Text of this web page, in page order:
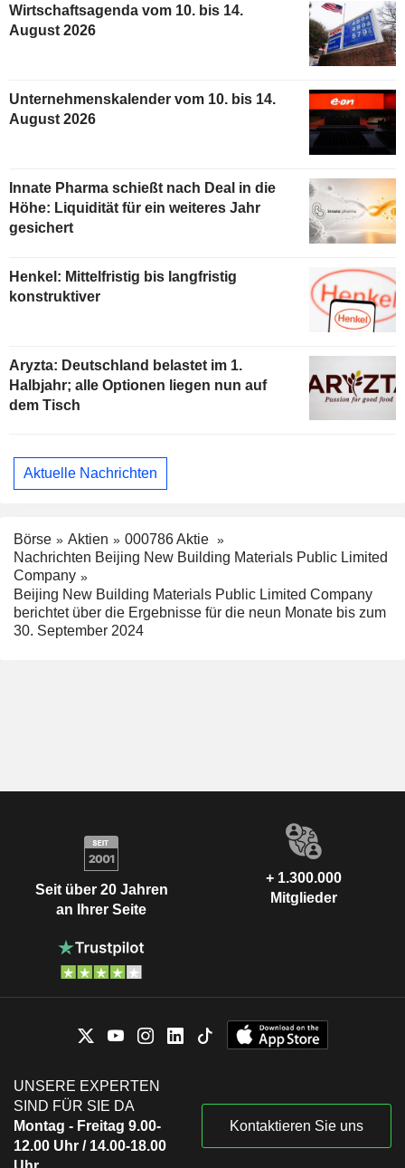
Wirtschaftsagenda vom 10. bis 14.
August 2026
Unternehmenskalender vom 10. bis 14.
August 2026
Innate Pharma schießt nach Deal in die
Höhe: Liquidität für ein weiteres Jahr
gesichert
Henkel: Mittelfristig bis langfristig
konstruktiver
Aryzta: Deutschland belastet im 1.
Halbjahr; alle Optionen liegen nun auf
dem Tisch
Aktuelle Nachrichten
Börse Aktien
000786 Aktie
Nachrichten Beijing New Building Materials Public Limited
Company
Beijing New Building Materials Public Limited Company
berichtet über die Ergebnisse für die neun Monate bis zum
30. September 2024
Seit über 20 Jahren
an Ihrer Seite
+ 1.300.000
Mitglieder
UNSERE EXPERTEN
SIND FÜR SIE DA
Montag - Freitag 9.00-
12.00 Uhr / 14.00-18.00
Kontaktieren Sie uns